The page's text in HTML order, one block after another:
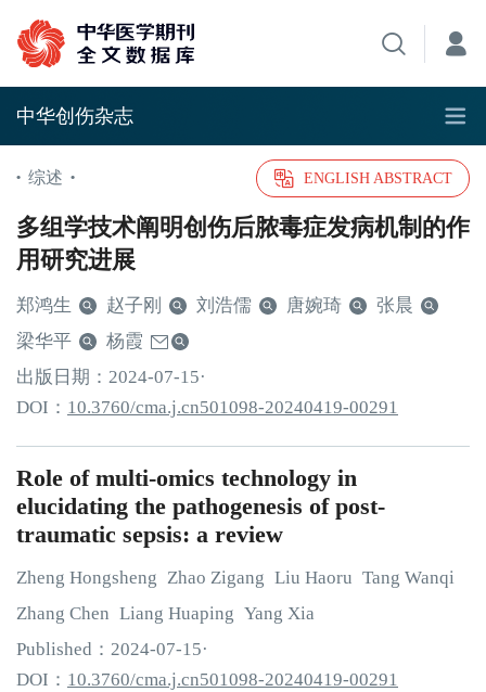
中华创伤杂志
• 综述 • ENGLISH ABSTRACT
多组学技术阐明创伤后脓毒症发病机制的作
用研究进展
郑鸿生 赵子刚 刘浩儒 唐婉琦
张晨
梁华平
杨霞
出版日期： 2024-07-15·
DOI： 10.3760/cma.j.cn501098-20240419-00291
Role of multi-omics technology in
elucidating the pathogenesis of post-
traumatic sepsis: a review
Zheng Hongsheng Zhao Zigang Liu Haoru Tang Wanqi
Zhang Chen Liang Huaping Yang Xia
Published： 2024-07-15·
DOI： 10.3760/cma.j.cn501098-20240419-00291